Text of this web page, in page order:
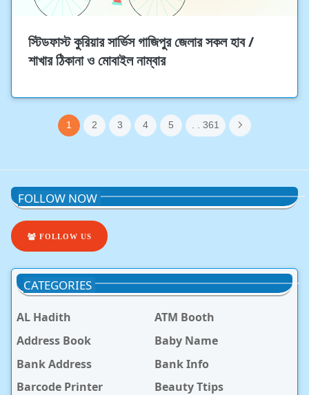
স্টিডফাস্ট কুরিয়ার সার্ভিস গাজিপুর জেলার সকল হাব /
শাখার ঠিকানা ও মোবাইল নাম্বার
1 2 3 4 5 . . 361
FOLLOW NOW
FOLLOW US
CATEGORIES
AL Hadith
ATM Booth
Address Book
Baby Name
Bank Address
Bank Info
Barcode Printer
Beauty Ttips